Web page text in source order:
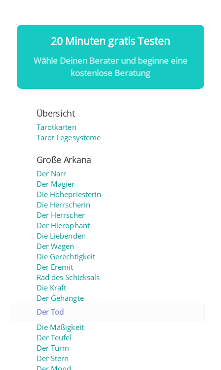
20 Minuten gratis Testen
Wähle Deinen Berater und beginne eine
kostenlose Beratung
Übersicht
Tarotkarten
Tarot Legesysteme
Große Arkana
Der Narr
Der Magier
Die Hohepriesterin
Die Herrscherin
Der Herrscher
Der Hierophant
Die Liebenden
Der Wagen
Die Gerechtigkeit
Der Eremit
Rad des Schicksals
Die Kraft
Der Gehängte
Der Tod
Die Mäßigkeit
Der Teufel
Der Turm
Der Stern